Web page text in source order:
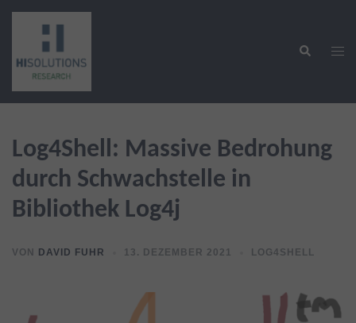
Zum
springen
Suche
Log4Shell: Massive Bedrohung
durch Schwachstelle in
Bibliothek Log4j
VON DAVID FUHR 13. DEZEMBER 2021 LOG4SHELL